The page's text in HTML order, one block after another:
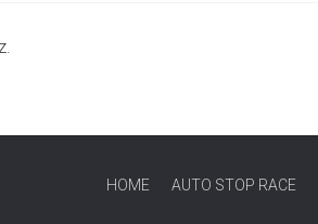
HOME AUTO STOP RACE